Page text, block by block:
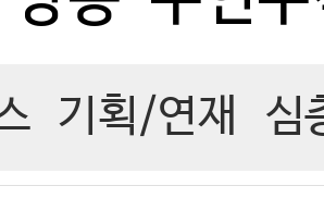
기획/연재 심